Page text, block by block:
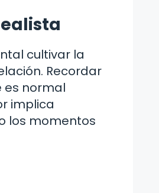
cultivar la
Recordar
es normal
implica
los momentos